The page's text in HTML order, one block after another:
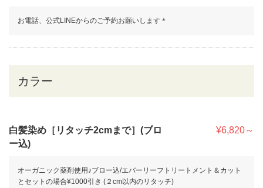
お電話、公式LINEからのご予約お願いします＊
カラー
白髪染め［リタッチ2cmまで］(ブロ
ー込)
¥6,820～
オーガニック薬剤使用♪ブロー込/エバーリーフトリートメント＆カット
とセットの場合¥1000引き (２cm以内のリタッチ)